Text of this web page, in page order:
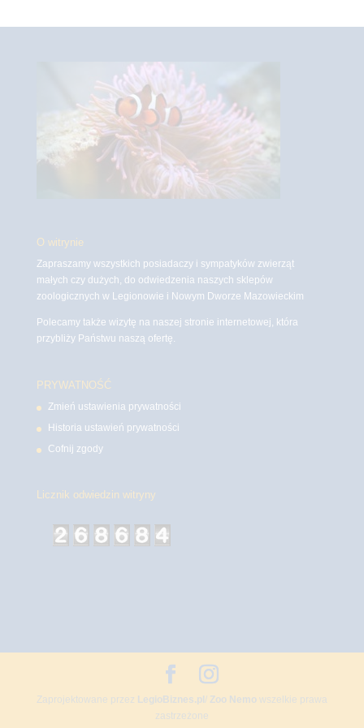
O witrynie
Zapraszamy wszystkich posiadaczy i sympatyków zwierząt
małych czy dużych, do odwiedzenia naszych sklepów
zoologicznych w Legionowie i Nowym Dworze Mazowieckim
Polecamy także wizytę na naszej stronie internetowej, która
przybliży Państwu naszą ofertę.
PRYWATNOŚĆ
Zmień ustawienia prywatności
Historia ustawień prywatności
Cofnij zgody
Licznik odwiedzin witryny
Zaprojektowane przez LegioBiznes.pl/ Zoo Nemowszelkie prawa
zastrzeżone